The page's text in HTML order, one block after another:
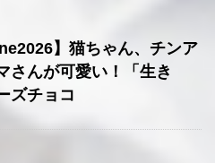
】猫ちゃん、チンア
さんが可愛い！「生き
ズチョコ